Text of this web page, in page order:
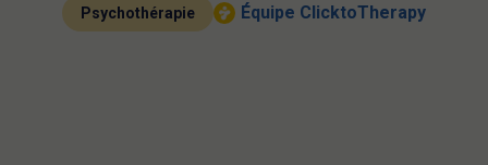
Psychothérapie Équipe ClicktoTherapy